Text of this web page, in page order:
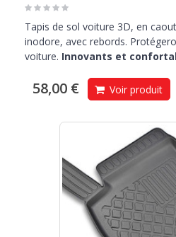
Tapis de sol voiture 3D, en
inodore, avec rebords.
voiture. Innovants et
58,00 € Voir produit